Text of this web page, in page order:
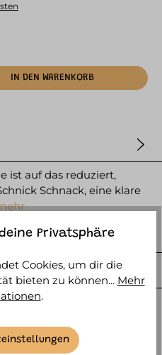
IN DEN WARENKORB
ist auf das reduziert,
Schnack, eine klare
Privatsphäre
Cookies, um dir die
bieten zu können... Mehr
.